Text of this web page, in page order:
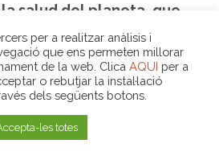
salud del planeta, que
más equitativo de la
mejores
las personas, a
de los ODS”,
Social en el centro
per a realitzar anàlisis i
que ens permeten millorar
de la web. Clica AQUI per a
o rebutjar la instal·lació
dels següents botons.
les totes